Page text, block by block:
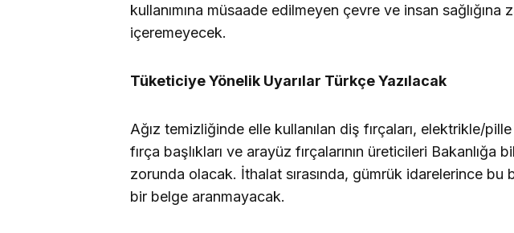
kullanımına müsaade edilmeyen çevre ve insan sağlığına
içeremeyecek.
Tüketiciye Yönelik Uyarılar Türkçe Yazılacak
Ağız temizliğinde elle kullanılan diş fırçaları, elektrikle/pille
fırça başlıkları ve arayüz fırçalarının üreticileri Bakanlığa
zorunda olacak. İthalat sırasında, gümrük idarelerince bu
bir belge aranmayacak.